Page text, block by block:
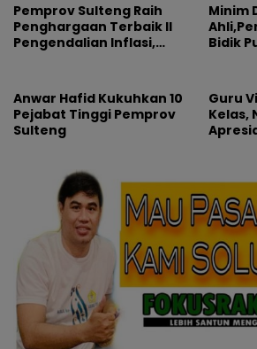
Pemprov Sulteng Raih
Penghargaan Terbaik II
Pengendalian Inflasi,
Minim
Bidik
Anwar Hafid Kukuhkan 10
Pejabat Tinggi Pemprov
Sulteng
Guru
Kelas,